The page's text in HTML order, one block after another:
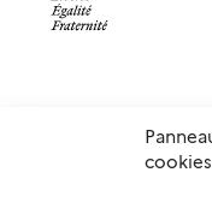
cookies
Délégation